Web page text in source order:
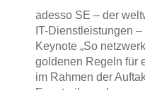
adesso SE – der
IT-Dienstleistungen
Keynote „So
goldenen Regeln für
im Rahmen der